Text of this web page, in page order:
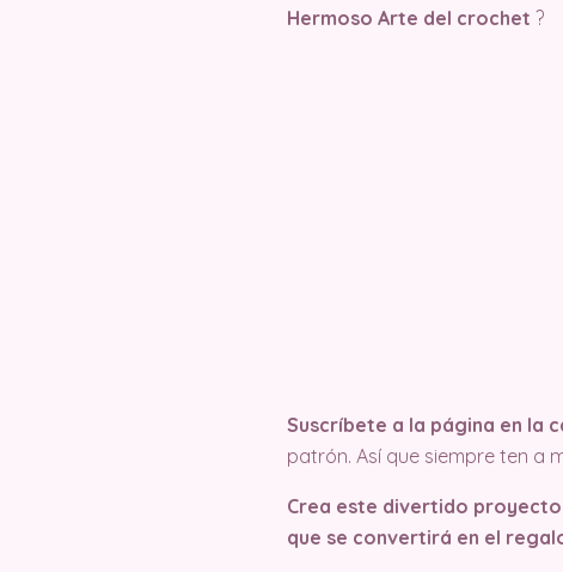
Hermoso Arte del crochet ?
Suscríbete a la página en la
patrón. Así que siempre ten a
Crea este divertido
que se convertirá en el